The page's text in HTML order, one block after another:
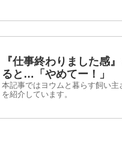
『仕事終わりました感
ると…「やめてー！」
本記事ではヨウムと暮らす飼い
を紹介しています。